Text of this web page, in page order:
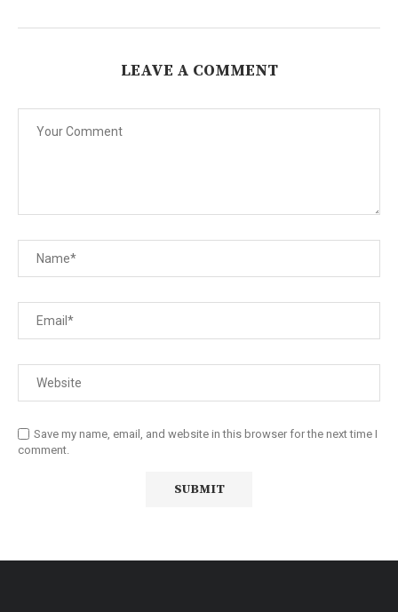
LEAVE A COMMENT
Save my name, email, and website in this browser for the next time I
comment.